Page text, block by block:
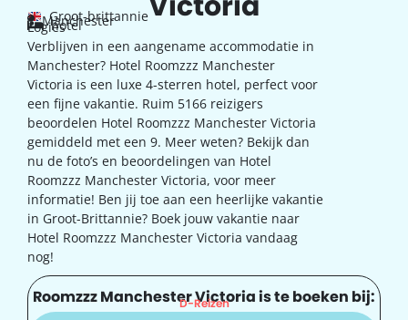
Groot-brittannie
Manchester
hotel
Logies
Verblijven in een aangename accommodatie in
Manchester? Hotel Roomzzz Manchester
Victoria is een luxe 4-sterren hotel, perfect voor
een fijne vakantie. Ruim 5166 reizigers
beoordelen Hotel Roomzzz Manchester Victoria
gemiddeld met een 9. Meer weten? Bekijk dan
nu de foto’s en beoordelingen van Hotel
Roomzzz Manchester Victoria, voor meer
informatie! Ben jij toe aan een heerlijke vakantie
in Groot-Brittannie? Boek jouw vakantie naar
Hotel Roomzzz Manchester Victoria vandaag
nog!
Roomzzz Manchester Victoria is te boeken bij:
D-Reizen